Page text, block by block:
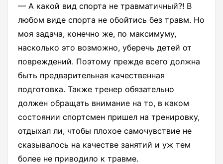
— А какой вид спорта не травматичный?! В
любом виде спорта не обойтись без травм. Но
моя задача, конечно же, по максимуму,
насколько это возможно, уберечь детей от
повреждений. Поэтому прежде всего должна
быть предварительная качественная
подготовка. Также тренер обязательно
должен обращать внимание на то, в каком
состоянии спортсмен пришел на тренировку,
отдыхал ли, чтобы плохое самочувствие не
сказывалось на качестве занятий и уж тем
более не приводило к травме.